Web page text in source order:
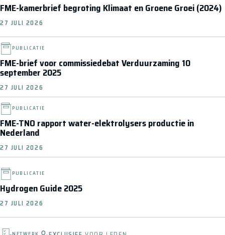
FME-kamerbrief begroting Klimaat en Groene Groei (2024)
27 JULI 2026
PUBLICATIE
FME-brief voor commissiedebat Verduurzaming 10
september 2025
27 JULI 2026
PUBLICATIE
FME-TNO rapport water-elektrolysers productie in
Nederland
27 JULI 2026
PUBLICATIE
Hydrogen Guide 2025
27 JULI 2026